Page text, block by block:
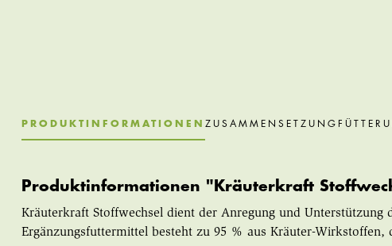
PRODUKTINFORMATIONEN ZUSAMMENSETZUNG
Produktinformationen "Kräuterkraft
Kräuterkraft Stoffwechsel dient der Anregung und Unterstützung
Ergänzungsfuttermittel besteht zu 95 % aus Kräuter-